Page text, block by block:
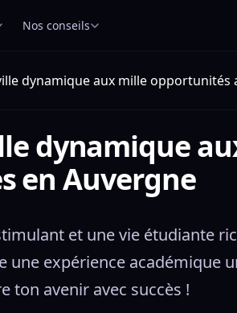
Nos conseils
dynamique aux mille opportunités
dynamique
en Auvergne
et une vie étudiante
expérience académique
ton avenir avec succès !